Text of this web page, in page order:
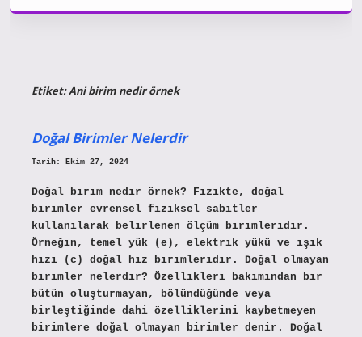
Etiket:Ani birim nedir örnek
Doğal Birimler Nelerdir
Tarih: Ekim 27, 2024
Doğal birim nedir örnek? Fizikte, doğal
birimler evrensel fiziksel sabitler
kullanılarak belirlenen ölçüm birimleridir.
Örneğin, temel yük (e), elektrik yükü ve ışık
hızı (c) doğal hız birimleridir. Doğal olmayan
birimler nelerdir? Özellikleri bakımından bir
bütün oluşturmayan, bölündüğünde veya
birleştiğinde dahi özelliklerini kaybetmeyen
birimlere doğal olmayan birimler denir. Doğal